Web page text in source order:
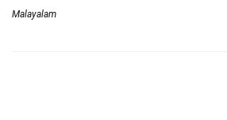
Malayalam